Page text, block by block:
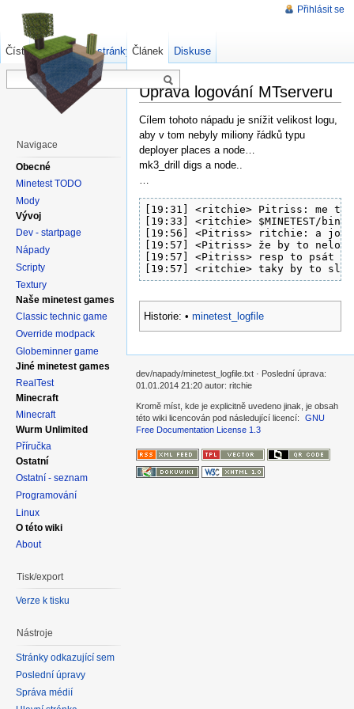
Úprava logování MTserveru
Cílem tohoto nápadu je snížit velikost logu,
aby v tom nebyly miliony řádků typu
deployer places a node…
mk3_drill digs a node..
[19:31] <ritchie> Pitriss: me tak
[19:33] <ritchie> $MINETEST/bin/
[19:56] <Pitriss> ritchie: a jo
[19:57] <Pitriss> že by to
[19:57] <Pitriss> resp to psát do
[19:57] <ritchie> taky by to
Historie: • minetest_logfile
Přihlásit se
Článek Diskuse
Číst Zdrojový kód stránky Starší verze
Navigace
Obecné
Minetest TODO
Mody
Vývoj
Dev - startpage
Nápady
Scripty
Textury
Naše minetest games
Classic technic game
Override modpack
Globeminner game
Jiné minetest games
RealTest
Minecraft
Minecraft
Wurm Unlimited
Příručka
Ostatní
Ostatní - seznam
Programování
Linux
O této wiki
About
Tisk/export
Verze k tisku
Nástroje
Stránky odkazující sem
Poslední úpravy
Správa médií
dev/napady/minetest_logfile.txt · Poslední úprava:
01.01.2014 21:20 autor: ritchie
Kromě míst, kde je explicitně uvedeno jinak, je obsah
této wiki licencován pod následující licencí:
GNU
Free Documentation License 1.3